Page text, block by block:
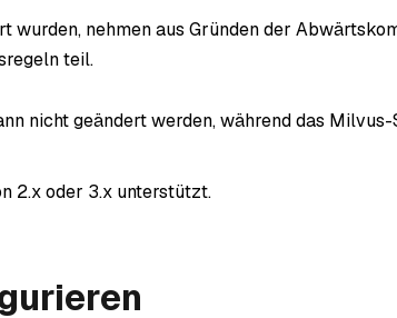
wurden, nehmen aus Gründen der
teil.
nicht geändert werden, während das
2.x oder 3.x unterstützt.